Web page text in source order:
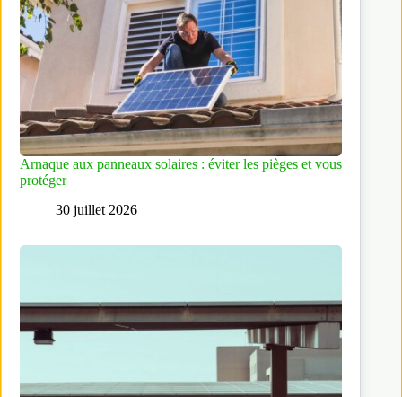
Arnaque aux panneaux solaires : éviter les pièges et vous
protéger
30 juillet 2026